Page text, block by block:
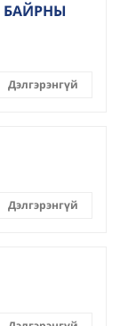
БАЙРНЫ
Дэлгэрэнгүй
Дэлгэрэнгүй